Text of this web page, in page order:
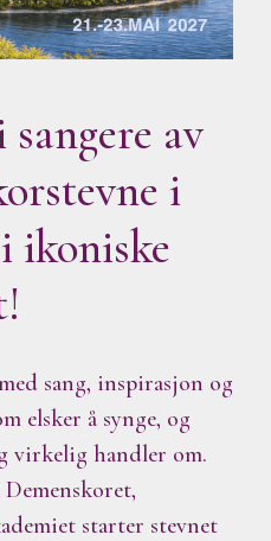
av
i
ikoniske
sang, inspirasjon og
elsker å synge, og
virkelig handler om.
starter stevnet